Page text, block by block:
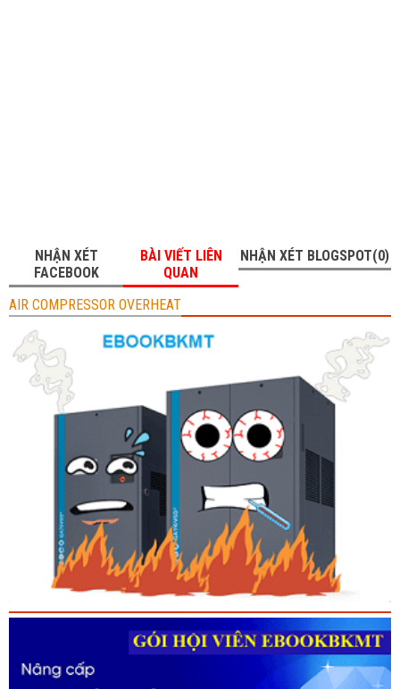
NHẬN XÉT
FACEBOOK
BÀI VIẾT LIÊN
QUAN
NHẬN XÉT BLOGSPOT(0)
AIR COMPRESSOR OVERHEAT